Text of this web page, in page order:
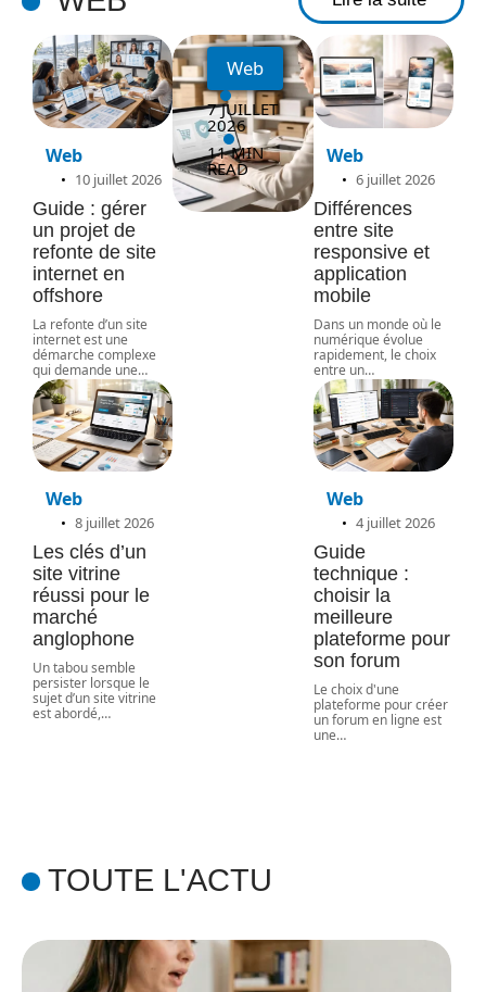
Web
10 juillet 2026
Guide : gérer
un projet de
refonte de site
internet en
offshore
La refonte d’un site
internet est une
démarche complexe
qui demande une…
Web
8 juillet 2026
Les clés d’un
site vitrine
réussi pour le
marché
anglophone
Un tabou semble
persister lorsque le
sujet d’un site vitrine
est abordé,…
Web
7 JUILLET
2026
11 MIN
READ
Web
6 juillet 2026
Différences
entre site
responsive et
application
mobile
Dans un monde où le
numérique évolue
rapidement, le choix
entre un…
Web
4 juillet 2026
Guide
technique :
choisir la
meilleure
plateforme pour
son forum
Le choix d'une
plateforme pour créer
un forum en ligne est
une…
TOUTE L'ACTU